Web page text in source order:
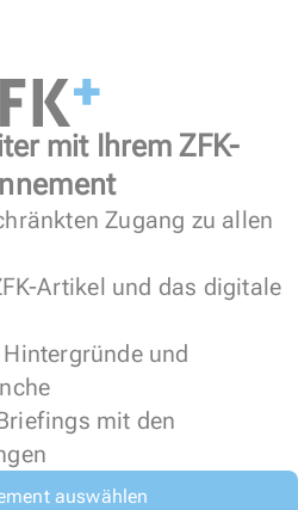
mit Ihrem ZFK-
Zugang zu allen
Artikel und das digitale
und
mit den
auswählen